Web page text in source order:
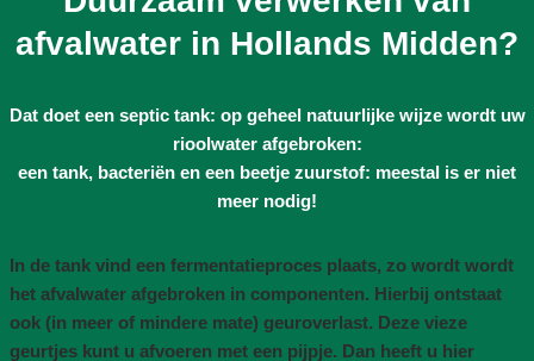
afvalwater in Hollands Midden?
Dat doet een septic tank: op geheel natuurlijke wijze wordt uw
rioolwater afgebroken:
een tank, bacteriën en een beetje zuurstof: meestal is er niet
meer nodig!
In de tank vind een fermentatieproces plaats, zo wordt wordt
het afvalwater afgebroken in componenten. Hierbij ontstaat
ook (in meer of mindere mate) geuroverlast. Deze vieze
geurtjes kunt u afvoeren met een pijpje. Dan heeft u hier